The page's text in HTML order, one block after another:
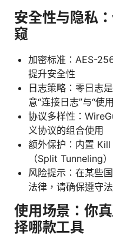
安全性与隐私
窥
加密标准：AES-
提升安全性
日志策略：零日志
意“连接日志”与“使
协议多样性：
义协议的组合使用
额外保护：内置
（Split Tunneling
风险提示：在某些
法律，请确保遵守
使用场景：你
择哪款工具